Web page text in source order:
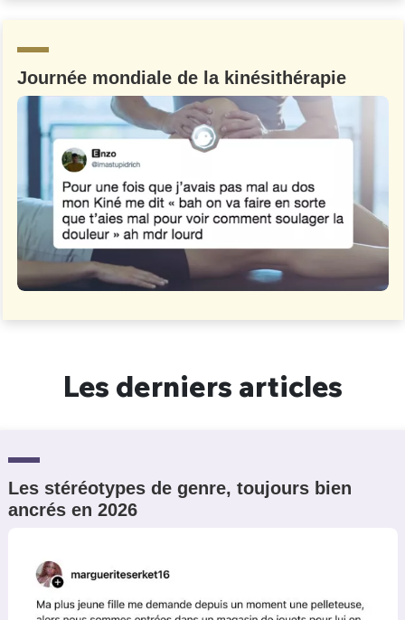
Journée mondiale de la kinésithérapie
Les derniers articles
Les stéréotypes de genre, toujours bien
ancrés en 2026
C'EST PARTI